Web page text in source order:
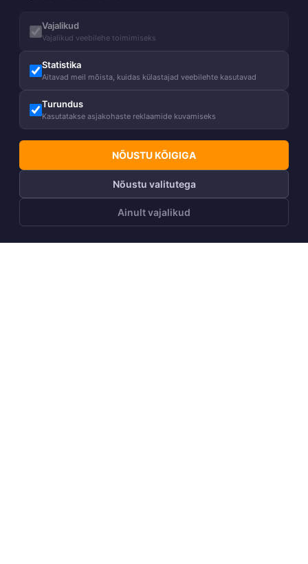
Vajalikud
Vajalikud veebilehe toimimiseks
Statistika
Aitavad meil mõista, kuidas külastajad veebilehte kasutavad
Turundus
Kasutatakse asjakohaste reklaamide kuvamiseks
NÕUSTU KÕIGIGA
Nõustu valitutega
Ainult vajalikud